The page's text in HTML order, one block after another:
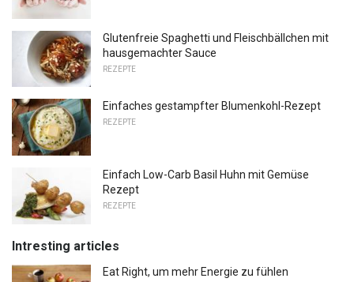
Glutenfreie Spaghetti und Fleischbällchen mit
hausgemachter Sauce
REZEPTE
Einfaches gestampfter Blumenkohl-Rezept
REZEPTE
Einfach Low-Carb Basil Huhn mit Gemüse
Rezept
REZEPTE
Intresting articles
Eat Right, um mehr Energie zu fühlen